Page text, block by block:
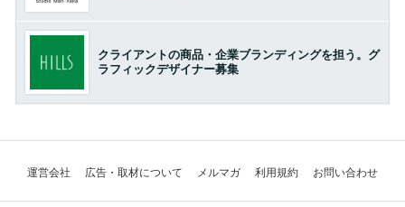
クライアントの商品・企業ブランディングを担う。グ
ラフィックデザイナー募集
運営会社 広告・取材について メルマガ 利用規約 お問い合わせ